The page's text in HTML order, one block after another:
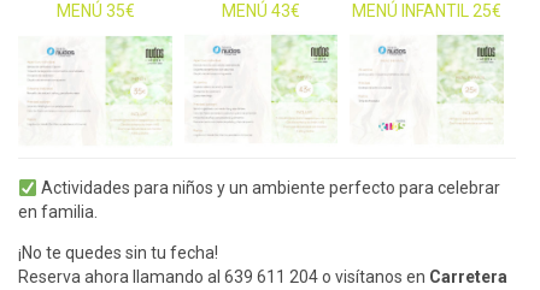
MENÚ 35€ MENÚ 43€ MENÚ INFANTIL 25€
Actividades para niños y un ambiente perfecto para celebrar
en familia.
¡No te quedes sin tu fecha!
Reserva ahora llamando al 639 611 204 o visítanos en Carretera